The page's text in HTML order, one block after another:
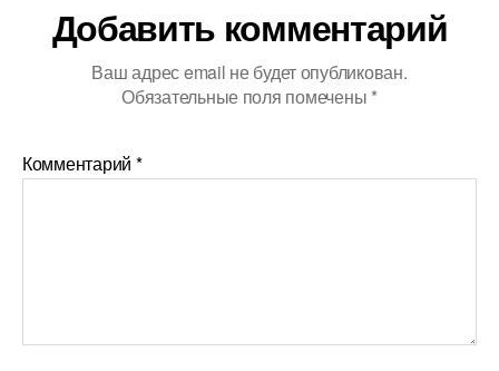
Добавить комментарий
Ваш адрес email не будет опубликован.
Обязательные поля помечены *
Комментарий *